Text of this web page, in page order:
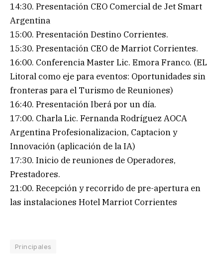
14:30. Presentación CEO Comercial de Jet Smart
Argentina
15:00. Presentación Destino Corrientes.
15:30. Presentación CEO de Marriot Corrientes.
16:00. Conferencia Master Lic. Emora Franco. (EL
Litoral como eje para eventos: Oportunidades sin
fronteras para el Turismo de Reuniones)
16:40. Presentación Iberá por un día.
17:00. Charla Lic. Fernanda Rodríguez AOCA
Argentina Profesionalizacion, Captacion y
Innovación (aplicación de la IA)
17:30. Inicio de reuniones de Operadores,
Prestadores.
21:00. Recepción y recorrido de pre-apertura en
las instalaciones Hotel Marriot Corrientes
Principales